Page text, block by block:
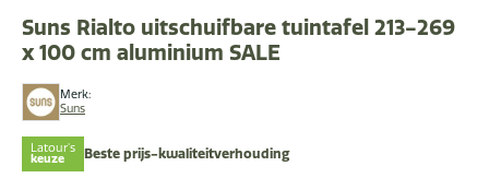
Merk:
Suns
Suns Rialto uitschuifbare tuintafel 213-269
x 100 cm aluminium SALE
Latour's
keuze Beste prijs-kwaliteitverhouding